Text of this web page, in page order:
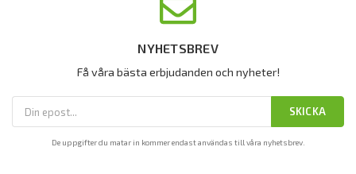
NYHETSBREV
Få våra bästa erbjudanden och nyheter!
SKICKA
De uppgifter du matar in kommer endast användas till våra nyhetsbrev.